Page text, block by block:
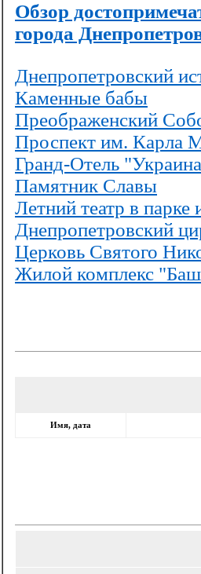
Обзор
города
Днепропетровский
Каменные бабы
Преображенский
Проспект им. Карла
Гранд-Отель
Памятник Славы
Летний театр в
Днепропетровский
Церковь Святого
Жилой комплекс
Имя, дата